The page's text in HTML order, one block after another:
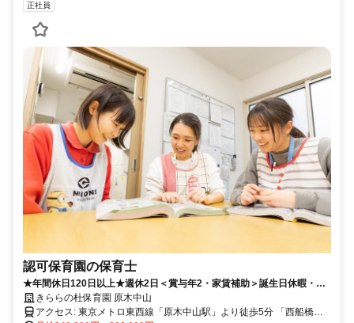
正社員
認可保育園の保育士
★年間休日120日以上★週休2日＜賞与年2・家賃補助＞誕生日休暇・リ
フレッシュ休暇・マタニティ休暇あり！育休後の復帰率90％☆0～5歳児
／定員60名の保育園☆
きららの杜保育園 原木中山
アクセス: 東京メトロ東西線「原木中山駅」より徒歩5分 「西船橋